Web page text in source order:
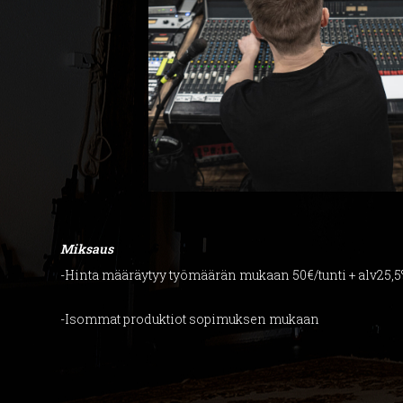
Miksaus
-Hinta määräytyy työmäärän mukaan 50€/tunti +
-Isommat produktiot sopimuksen mukaan